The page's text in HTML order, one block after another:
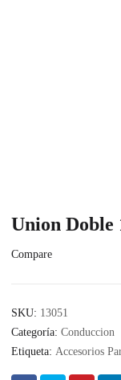
Union Doble
Compare
SKU: 13051
Categoría: Conduccion
Etiqueta: Accesorios